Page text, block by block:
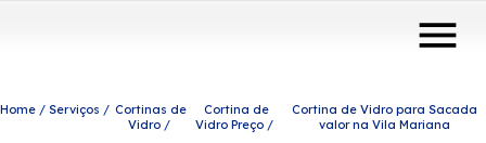
menu
Home Serviços
Cortinas de
Vidro
Cortina de
Vidro Preço
Cortina de Vidro para Sacada
valor na Vila Mariana